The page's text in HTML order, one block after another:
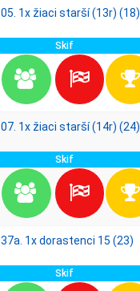
05. 1x žiaci starší (13r) (18)
Skif
07. 1x žiaci starší (14r) (24)
Skif
37a. 1x dorastenci 15 (23)
Skif